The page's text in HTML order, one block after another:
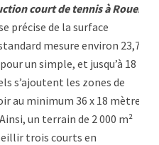
court de tennis à Rouen
précise de la surface
mesure environ 23,77
un simple, et jusqu’à 18 m
s’ajoutent les zones de
au minimum 36 x 18 mètres
un terrain de 2 000 m²
trois courts en